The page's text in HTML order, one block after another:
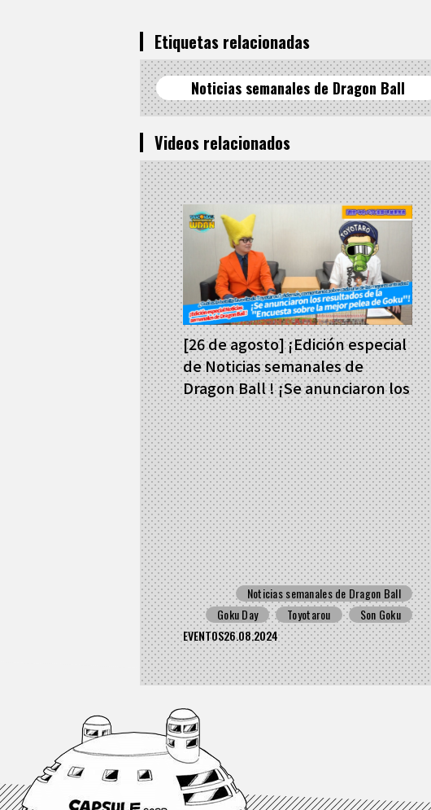
Etiquetas relacionadas
Noticias semanales de Dragon Ball
Videos relacionados
[26 de agosto] ¡Edición especial
de Noticias semanales de
Dragon Ball ! ¡Se anunciaron los
resultados de la Votación sobre
el mejor combate de Goku!
Noticias semanales de Dragon Ball
Goku Day
Toyotarou
Son Goku
EVENTOS26.08.2024